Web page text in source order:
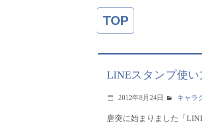
TOP
LINEスタンプ使
2012年8月24日 キャラ
唐突に始まりました「